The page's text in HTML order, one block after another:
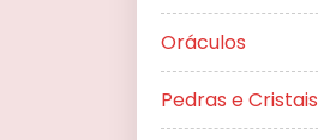
Oráculos
Pedras e Cristais